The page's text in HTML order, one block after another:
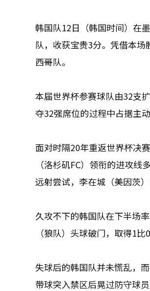
韩国队12日（韩国时间）在
队，收获宝贵3分。凭借本
西哥队。
本届世界杯参赛球队由32支
夺32强席位的过程中占据主
面对时隔20年重返世界杯决
（洛杉矶FC）领衔的进攻
远射尝试，李在城（美因茨
久攻不下的韩国队在下半场
（狼队）头球破门，取得1
失球后的韩国队并未慌乱，
带球突入禁区后晃过防守球